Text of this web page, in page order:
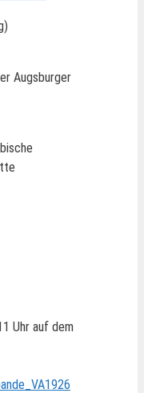
Augsburger
Uhr auf dem